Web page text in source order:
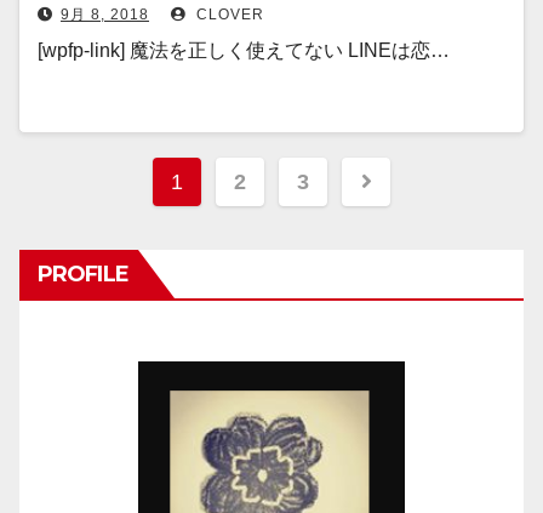
9月 8, 2018 CLOVER
[wpfp-link] 魔法を正しく使えてない LINEは恋…
投
ナ
ゲ
1 2 3
PROFILE